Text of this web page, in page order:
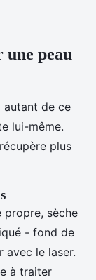
une peau
autant de ce
lui-même.
plus
propre, sèche
- fond de
avec le laser.
à traiter